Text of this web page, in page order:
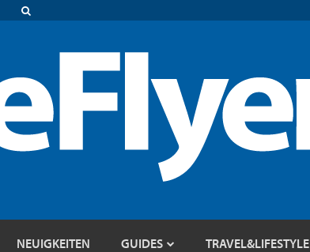
NEUIGKEITEN GUIDES TRAVEL&LIFESTYLE